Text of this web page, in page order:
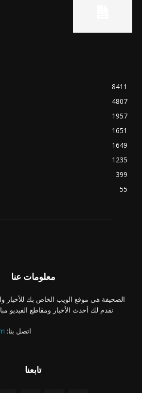
8411
4807
1957
1651
1649
1235
399
55
معلومات عنا
الصحيفة هي موقع الويب الخاص بك للأخبار
نقدم لك أحدث الأخبار ومقاطع الفيديو
اتصل بنا:
تابعنا